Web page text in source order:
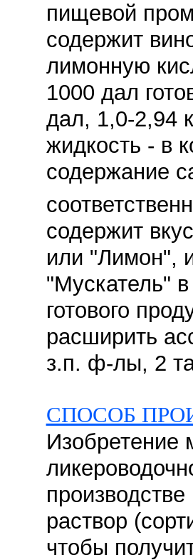
пищевой
содержит
лимонную
1000 дал
дал, 1,0-2,94
жидкость - в
содержание
содержит
или "Лимон",
"Мускатель"
готового
расширить
з.п. ф-лы, 2
СПОСОБ
Изобретение
раствор
чтобы